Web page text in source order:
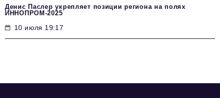
Денис Паслер укрепляет позиции региона на полях
ИННОПРОМ-2025
10 июля 19:17